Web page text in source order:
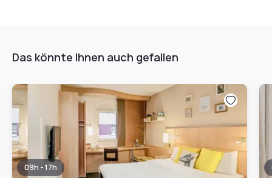
Das könnte Ihnen auch gefallen
09h - 17h